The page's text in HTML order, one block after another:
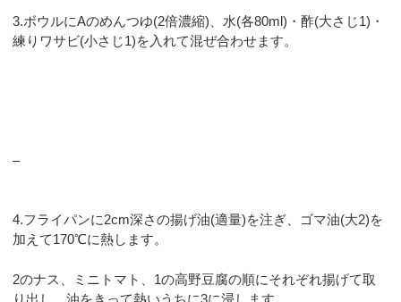
3.ボウルにAのめんつゆ(2倍濃縮)、水(各80ml)・酢(大さじ1)・
練りワサビ(小さじ1)を入れて混ぜ合わせます。
–
4.フライパンに2cm深さの揚げ油(適量)を注ぎ、ゴマ油(大2)を
加えて170℃に熱します。
2のナス、ミニトマト、1の高野豆腐の順にそれぞれ揚げて取
り出し、油をきって熱いうちに3に浸します。